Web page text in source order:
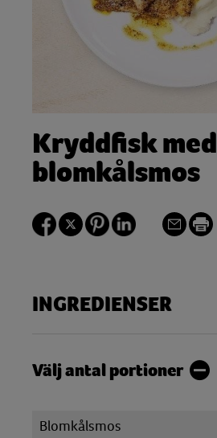
Kryddfisk med
blomkålsmos
INGREDIENSER
Välj antal portioner
Blomkålsmos